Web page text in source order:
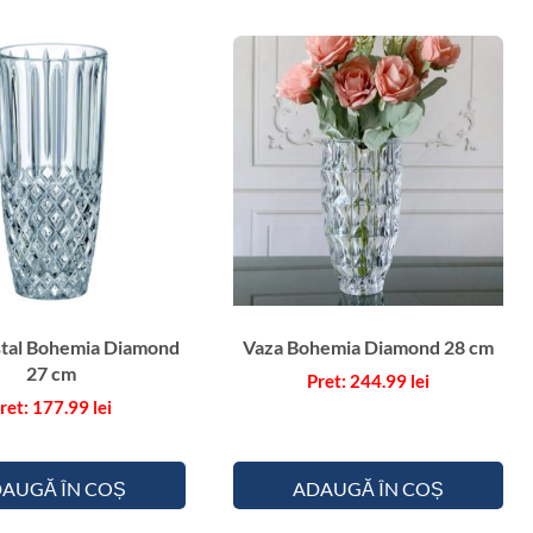
2
c
m
Bohemia Diamond
27 cm
177.99 lei
ÎN COȘ
Vaza Bohemia Diamond 28 cm
244.99 lei
ADAUGĂ ÎN COȘ